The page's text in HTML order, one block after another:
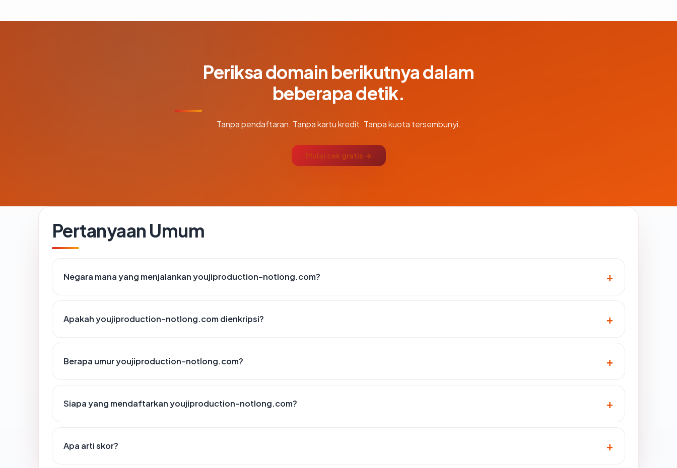
Periksa domain berikutnya dalam
beberapa detik.
Tanpa pendaftaran. Tanpa kartu kredit. Tanpa kuota tersembunyi.
Mulai cek gratis →
Pertanyaan Umum
Negara mana yang menjalankan youjiproduction-notlong.com?
Apakah youjiproduction-notlong.com dienkripsi?
Berapa umur youjiproduction-notlong.com?
Siapa yang mendaftarkan youjiproduction-notlong.com?
Apa arti skor?